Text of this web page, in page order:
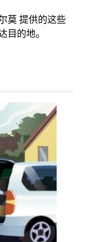
莫 提供的这些
目的地。